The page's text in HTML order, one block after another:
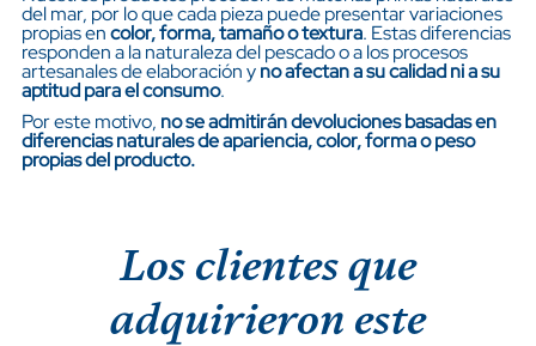
del mar, por lo que cada pieza puede presentar variaciones
propias encolor, forma, tamaño o textura. Estas diferencias
responden a la naturaleza del pescado o a los procesos
artesanales de elaboración yno afectan a su calidad ni a su
aptitud para el consumo.
Por este motivo, no se admitirán devoluciones basadas en
diferencias naturales de apariencia, color, forma o peso
propias del producto.
Los clientes que
adquirieron este